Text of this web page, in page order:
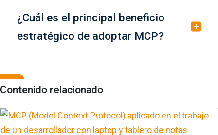
¿Cuál es el principal beneficio
estratégico de adoptar MCP?
Contenido relacionado